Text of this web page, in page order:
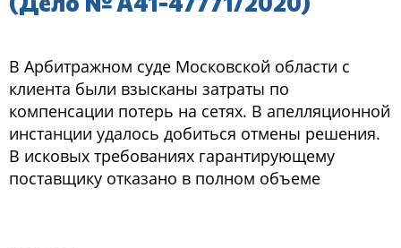
В Арбитражном суде Московской области с
клиента были взысканы затраты по
компенсации потерь на сетях. В апелляционной
инстанции удалось добиться отмены решения.
В исковых требованиях гарантирующему
поставщику отказано в полном объеме